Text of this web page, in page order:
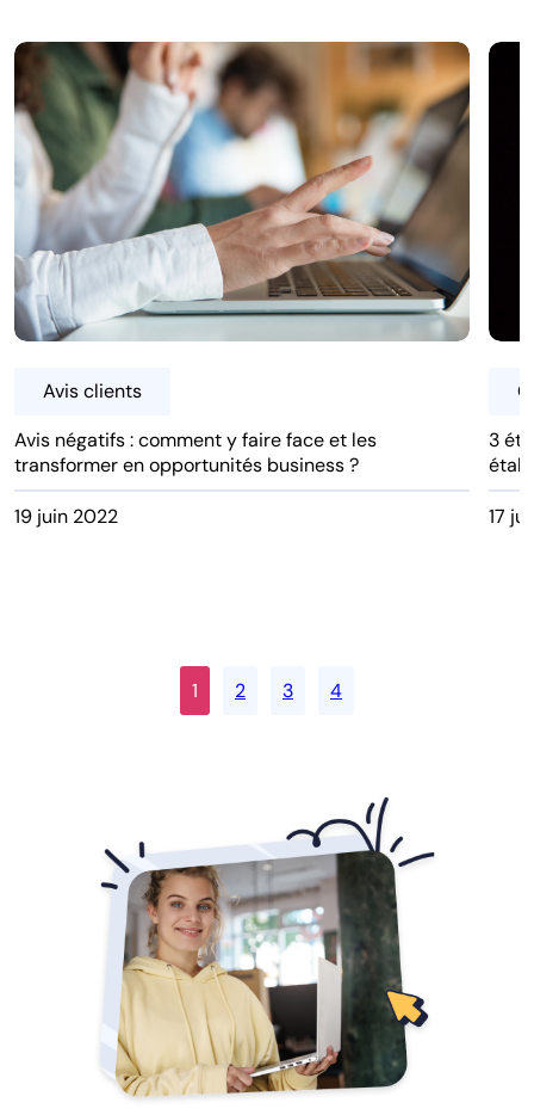
Avis clients
Avis négatifs : comment y faire face et les
transformer en opportunités business ?
19 juin 2022
3
17
1 2 3 4